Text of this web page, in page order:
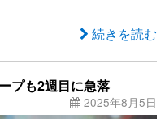
続きを読む
プも2週目に急落
2025年8月5日